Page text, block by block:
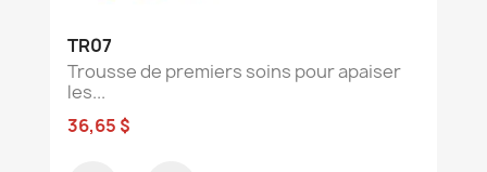
TR07
Trousse de premiers soins pour apaiser
les...
36,65 $